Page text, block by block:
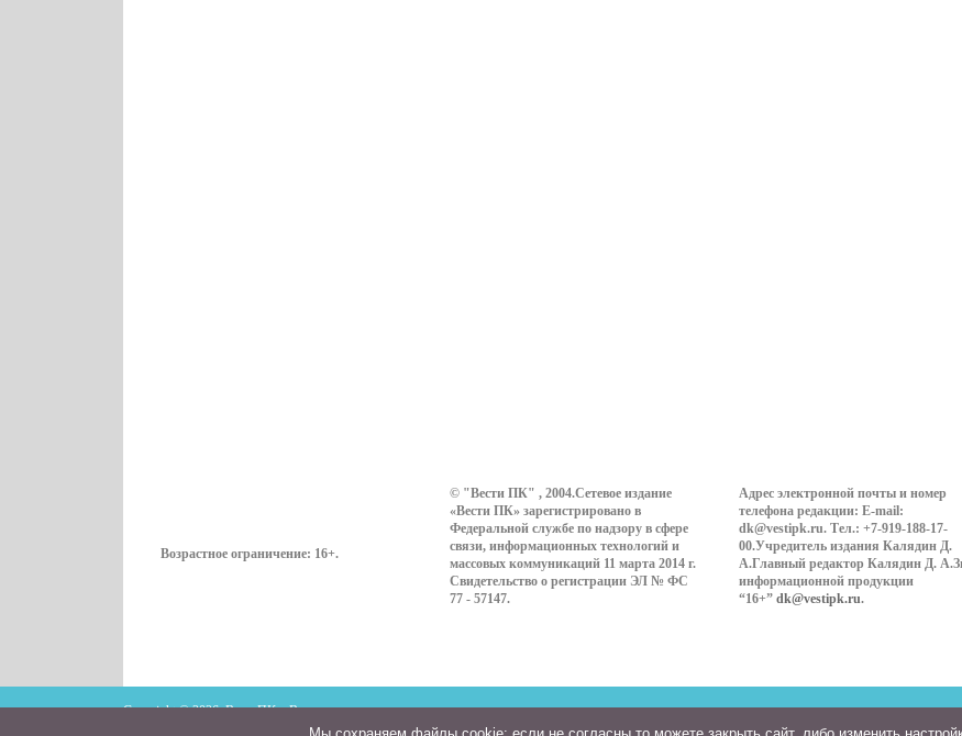
Возрастное ограничение: 16+.
© "Вести ПК" , 2004.Сетевое издание
«Вести ПК» зарегистрировано в
Федеральной службе по надзору в сфере
связи, информационных технологий и
массовых коммуникаций 11 марта 2014 г.
Свидетельство о регистрации ЭЛ № ФС
77 - 57147.
Адрес электронной почты и номер
телефона редакции: E-mail:
dk@vestipk.ru. Тел.: +7-919-188-17-
00.Учредитель издания Калядин Д.
А.Главный редактор Калядин Д.
информационной продукции
“16+” dk@vestipk.ru.
Copyright © 2026. ВестиПК в Воронеже